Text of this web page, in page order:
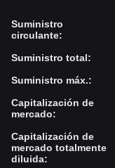
Suministro
circulante:
Suministro total:
Suministro máx.:
Capitalización de
mercado:
Capitalización de
mercado totalmente
diluida: